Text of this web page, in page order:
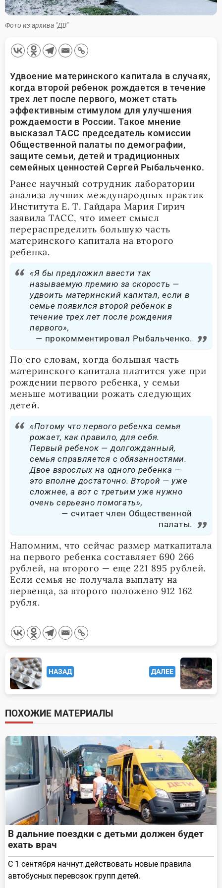
Фото из архива "ДВ"
Удвоение материнского капитала в случаях,
когда второй ребенок рождается в течение
трех лет после первого, может стать
эффективным стимулом для улучшения
рождаемости в России. Такое мнение
высказал ТАСС председатель комиссии
Общественной палаты по демографии,
защите семьи, детей и традиционных
семейных ценностей Сергей Рыбальченко.
Ранее научный сотрудник лаборатории
анализа лучших международных практик
Института Е. Т. Гайдара Мария Гирич
заявила ТАСС, что имеет смысл
перераспределить большую часть
материнского капитала на второго
ребенка.
«Я бы предложил ввести так
называемую премию за скорость —
удвоить материнский капитал, если в
семье появился второй ребенок в
течение трех лет после рождения
первого»,
прокомментировал Рыбальченко.
По его словам, когда большая часть
материнского капитала платится уже при
рождении первого ребенка, у семьи
меньше мотивации рожать следующих
детей.
«Потому что первого ребенка семья
рожает, как правило, для себя.
Первый ребенок — долгожданный,
семья справляется с обязанностями.
Двое взрослых на одного ребенка —
это вполне достаточно. Второй — уже
сложнее, а вот с третьим уже нужно
очень серьезно помогать»,
считает член Общественной
палаты.
Напомним, что сейчас размер маткапитала
на первого ребенка составляет 690 266
рублей, на второго — еще 221 895 рублей.
Если семья не получала выплату на
первенца, за второго положено 912 162
рубля.
<span
class="nav-
subtitle
screen-
reader-
text">Page</span>
НАЗАД ДАЛЕЕ
ПОХОЖИЕ МАТЕРИАЛЫ
В дальние поездки с детьми должен будет
ехать врач
С 1 сентября начнут действовать новые правила
автобусных перевозок групп детей.